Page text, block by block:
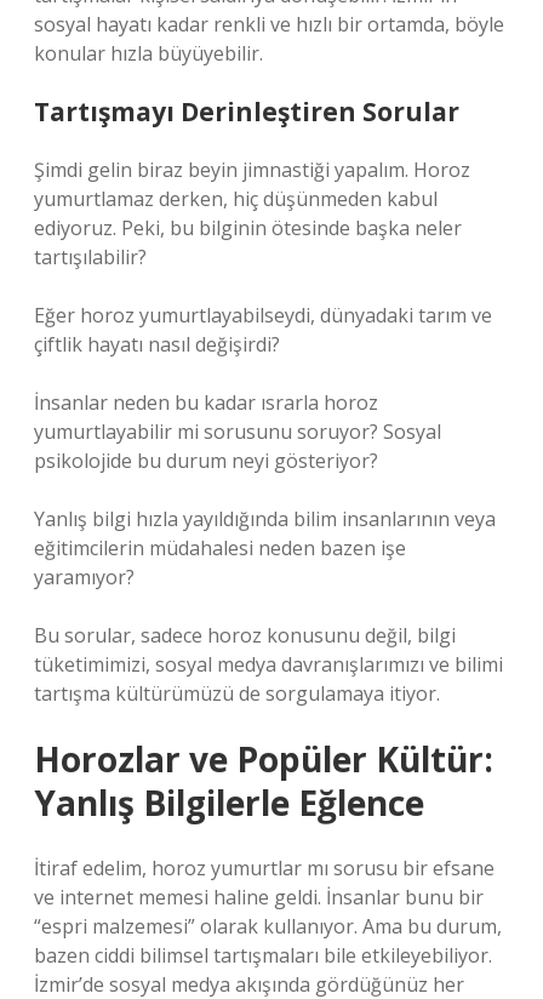
sosyal hayatı kadar renkli ve hızlı bir ortamda, böyle
konular hızla büyüyebilir.
Tartışmayı Derinleştiren Sorular
Şimdi gelin biraz beyin jimnastiği yapalım. Horoz
yumurtlamaz derken, hiç düşünmeden kabul
ediyoruz. Peki, bu bilginin ötesinde başka neler
tartışılabilir?
Eğer horoz yumurtlayabilseydi, dünyadaki tarım ve
çiftlik hayatı nasıl değişirdi?
İnsanlar neden bu kadar ısrarla horoz
yumurtlayabilir mi sorusunu soruyor? Sosyal
psikolojide bu durum neyi gösteriyor?
Yanlış bilgi hızla yayıldığında bilim insanlarının veya
eğitimcilerin müdahalesi neden bazen işe
yaramıyor?
Bu sorular, sadece horoz konusunu değil, bilgi
tüketimimizi, sosyal medya davranışlarımızı ve bilimi
tartışma kültürümüzü de sorgulamaya itiyor.
Horozlar ve Popüler Kültür:
Yanlış Bilgilerle Eğlence
İtiraf edelim, horoz yumurtlar mı sorusu bir efsane
ve internet memesi haline geldi. İnsanlar bunu bir
“espri malzemesi” olarak kullanıyor. Ama bu durum,
bazen ciddi bilimsel tartışmaları bile etkileyebiliyor.
İzmir’de sosyal medya akışında gördüğünüz her